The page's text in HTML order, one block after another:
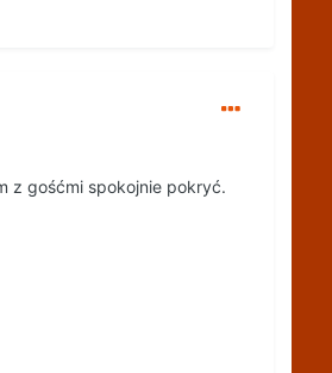
z gośćmi spokojnie pokryć.